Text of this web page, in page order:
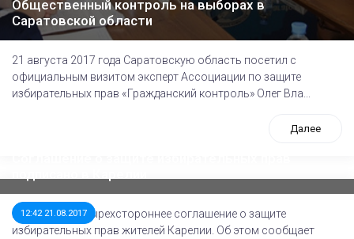
Общественный контроль на выборах в
Саратовской области
21 августа 2017 года Саратовскую область посетил с
официальным визитом эксперт Ассоциации по защите
избирательных прав «Гражданский контроль» Олег Вла...
Далее
12:42 21.08.2017
Подписано четырехстороннее соглашение о защите
избирательных прав жителей Карелии. Об этом сообщает